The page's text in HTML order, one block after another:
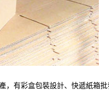
有彩盒包裝設計、快遞紙箱